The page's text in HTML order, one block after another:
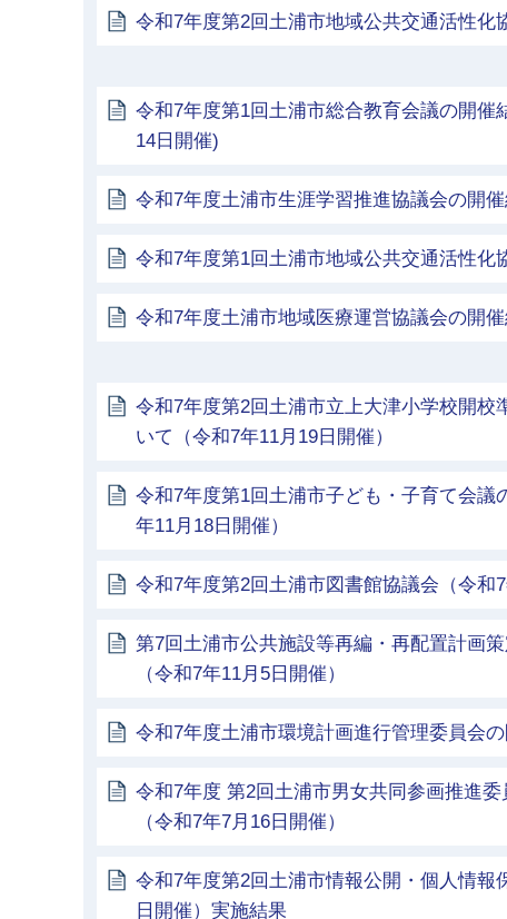
令和7年度第2回土浦市地域公共交通活性化
令和7年度第1回土浦市総合教育会議の開催
14日開催)
令和7年度土浦市生涯学習推進協議会の開
令和7年度第1回土浦市地域公共交通活性化
令和7年度土浦市地域医療運営協議会の開
令和7年度第2回土浦市立上大津小学校開校
いて（令和7年11月19日開催）
令和7年度第1回土浦市子ども・子育て会議
年11月18日開催）
令和7年度第2回土浦市図書館協議会（令和7
第7回土浦市公共施設等再編・再配置計画
（令和7年11月5日開催）
令和7年度土浦市環境計画進行管理委員会
令和7年度 第2回土浦市男女共同参画推進
（令和7年7月16日開催）
令和7年度第2回土浦市情報公開・個人情報
日開催）実施結果